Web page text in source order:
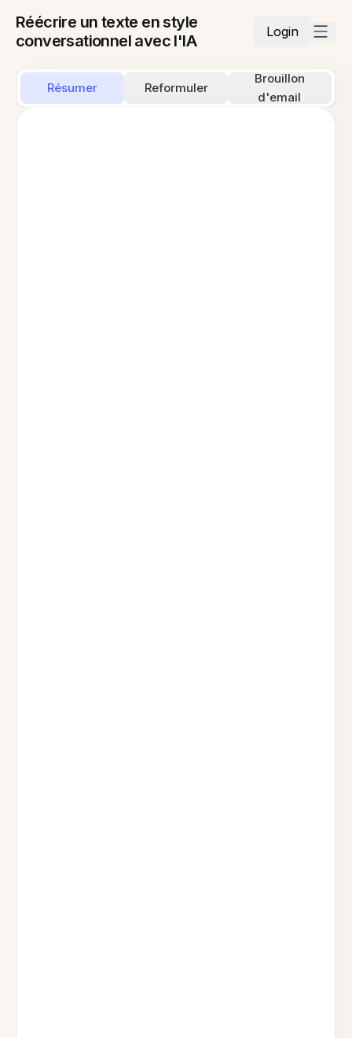
Réécrire un texte en style
conversationnel avec l'IA
Login
Résumer Reformuler
Brouillon
d'email